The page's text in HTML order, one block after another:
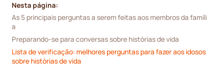
Nesta página:
As 5 principais perguntas a serem feitas aos membros da famíli
a
Preparando-se para conversas sobre histórias de vida
Lista de verificação: melhores perguntas para fazer aos idosos
sobre histórias de vida